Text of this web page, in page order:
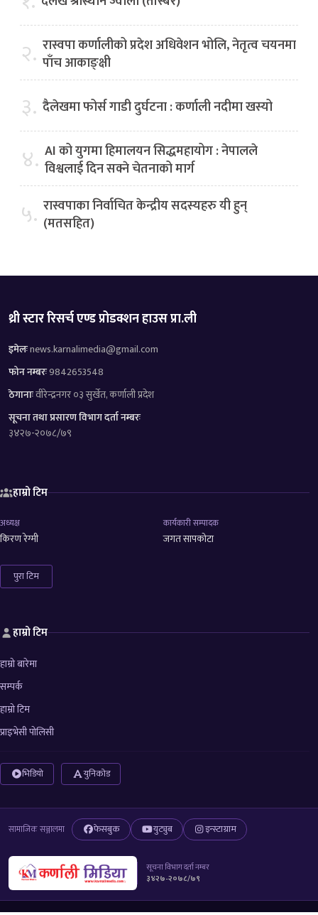
२. रास्वपा कर्णालीको प्रदेश अधिवेशन भोलि, नेतृत्व चयनमा
पाँच आकाङ्क्षी
३. दैलेखमा फोर्स गाडी दुर्घटना : कर्णाली नदीमा खस्यो
४. AI को युगमा हिमालयन सिद्धमहायोग : नेपालले
विश्वलाई दिन सक्ने चेतनाको मार्ग
५. रास्वपाका निर्वाचित केन्द्रीय सदस्यहरु यी हुन्
(मतसहित)
थ्री स्टार रिसर्च एण्ड प्रोडक्शन हाउस प्रा.ली
इमेलःnews.karnalimedia@gmail.com
फोन नम्बरः9842653548
ठेगानाःवीरेन्द्रनगर ०३ सुर्खेत, कर्णाली प्रदेश
सूचना तथा प्रसारण विभाग दर्ता नम्बरः
३४२७-२०७८/७९
हाम्रो टिम
अध्यक्ष
किरण रेग्मी
कार्यकारी सम्पादक
जगत सापकोटा
पुरा टिम
हाम्रो टिम
हाम्रो बारेमा
सम्पर्क
हाम्रो टिम
प्राइभेसी पोलिसी
भिडियो युनिकोड
सामाजिक सञ्जालमा फेसबुक युट्युब इन्स्टाग्राम
सूचना विभाग दर्ता नम्बर
३४२७-२०७८/७९